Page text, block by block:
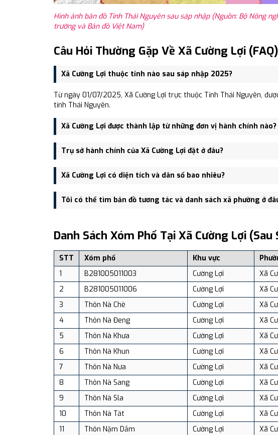
Hình ảnh bản đồ Tỉnh Thái Nguyên sau sáp nhập (Nguồn: Bộ Nông
trường và Bản đồ Việt Nam)
Câu Hỏi Thường Gặp Về Xã Cường Lợi (FAQ)
Xã Cường Lợi thuộc tỉnh nào sau sáp nhập 2025?
Từ ngày 01/07/2025, Xã Cường Lợi trực thuộc Tỉnh Thái Nguyên,
tỉnh Thái Nguyên.
Xã Cường Lợi được thành lập từ những đơn vị hành chính nào?
Xã Cường Lợi được thành lập trên cơ sở sáp nhập Xã Văn Vũ, Xã
Trụ sở hành chính của Xã Cường Lợi đặt ở đâu?
Trụ sở hành chính mới của Xã Cường Lợi đặt tại Trụ sở Đảng ủy,
tiện giao thông.
Xã Cường Lợi có diện tích và dân số bao nhiêu?
Xã Cường Lợi có Diện tích: 117.85 km², Dân số: 5,731 người, Mật độ
Tôi có thể tìm bản đồ tương tác và danh sách xã phường ở
dịch vụ và du lịch uy tín tại Việt Nam.
Danh Sách Xóm Phố Tại Xã Cường Lợi
STT Xóm phố Khu vực
1
B281005011003 Cường Lợi Xã
2
B281005011006 Cường Lợi Xã
3
Thôn Nà Chè Cường Lợi Xã
4
Thôn Nà Đeng Cường Lợi Xã
5
Thôn Nà Khưa Cường Lợi Xã
6
Thôn Nà Khun Cường Lợi Xã
7
Thôn Nà Nưa Cường Lợi Xã
8
Thôn Nà Sang Cường Lợi Xã
9
Thôn Nà Sla Cường Lợi Xã
10
Thôn Nà Tát Cường Lợi Xã
11
Thôn Nặm Dắm Cường Lợi Xã